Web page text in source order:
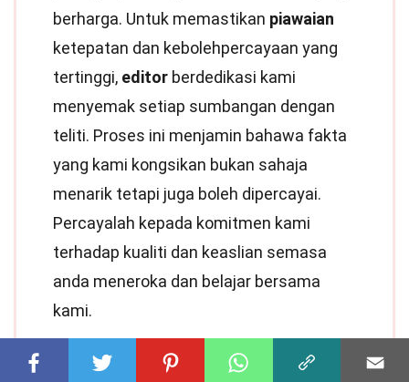
berharga. Untuk memastikan piawaian
ketepatan dan kebolehpercayaan yang
tertinggi, editor berdedikasi kami
menyemak setiap sumbangan dengan
teliti. Proses ini menjamin bahawa fakta
yang kami kongsikan bukan sahaja
menarik tetapi juga boleh dipercayai.
Percayalah kepada komitmen kami
terhadap kualiti dan keaslian semasa
anda meneroka dan belajar bersama
kami.